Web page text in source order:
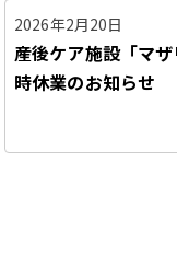
2026年2月20日
産後ケア施設「マ
時休業のお知らせ